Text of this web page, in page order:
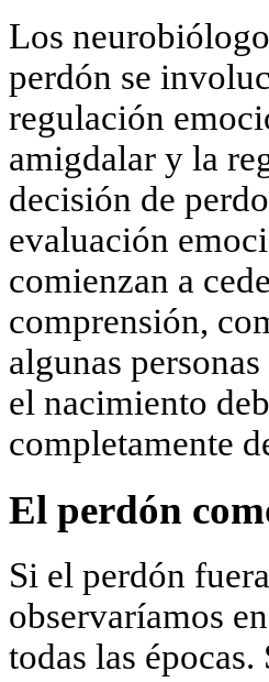
Los
perdón se
regulación
amigdalar y la
decisión de
evaluación
comienzan a
comprensión,
algunas
el nacimiento
completamente
El perdón
Si el perdón
observaríamos
todas las